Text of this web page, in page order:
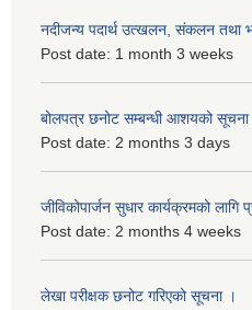
नदीजन्य पदार्थ उत्खलन, संकलन तथा
Post date: 1 month 3 weeks
बोलपत्र छनोट सम्बन्धी आशयको
Post date: 2 months 3 days
जीविकोपार्जन सुधार कार्यक्रमको
Post date: 2 months 4 weeks
लेखा परीक्षक छनोट गरिएको सूचना ।